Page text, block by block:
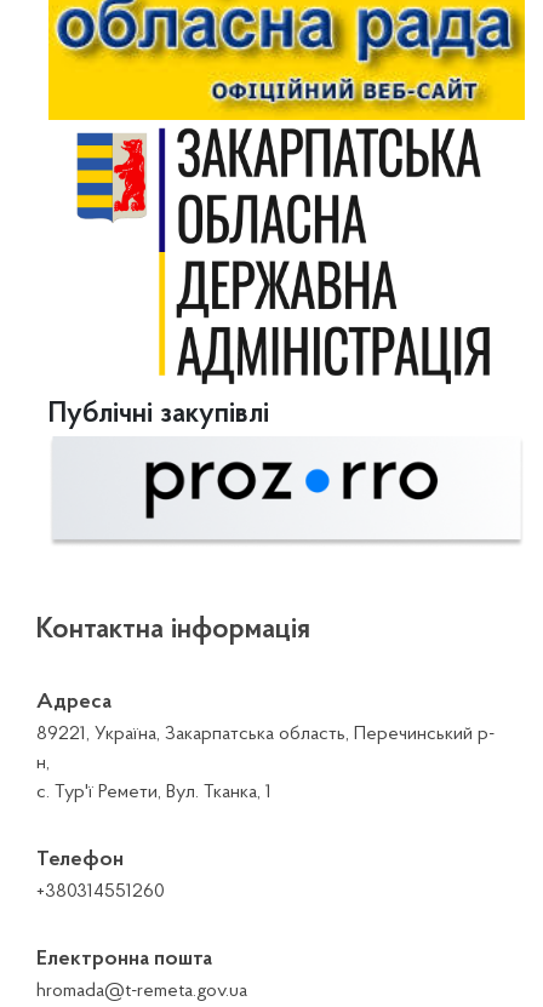
Публічні закупівлі
Контактна інформація
Адреса
89221, Україна, Закарпатська область, Перечинський р-
н,
с. Тур'ї Ремети, Вул. Тканка, 1
Телефон
+380314551260
Електронна пошта
hromada@t-remeta.gov.ua